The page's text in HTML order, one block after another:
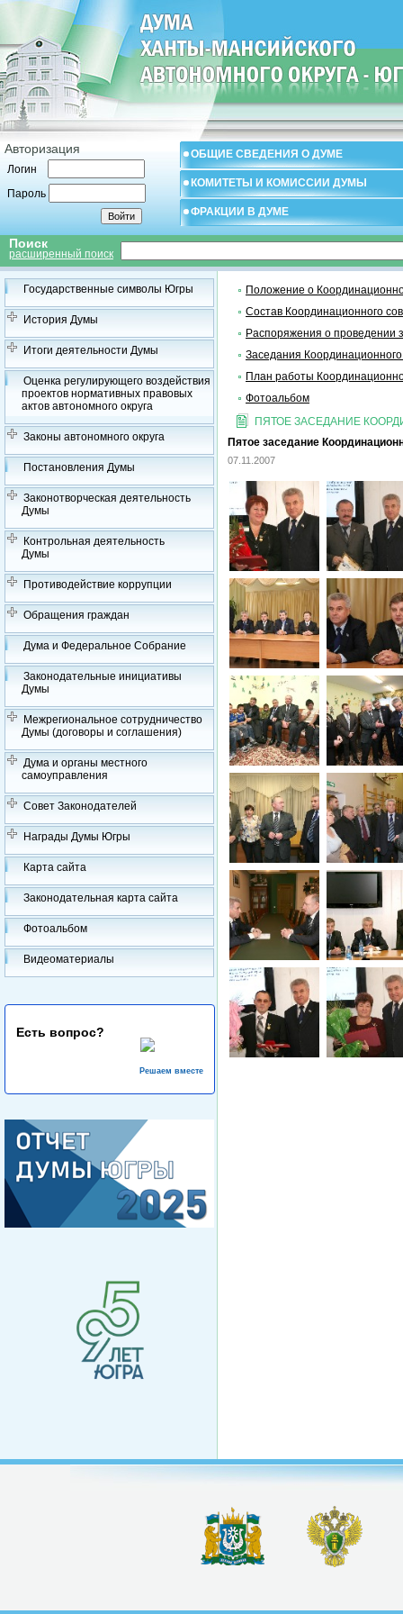
Авторизация
Логин
Пароль
ОБЩИЕ СВЕДЕНИЯ О ДУМЕ
КОМИТЕТЫ И КОМИССИИ ДУМЫ
ФРАКЦИИ В ДУМЕ
Поиск
расширенный поиск
Государственные символы Югры
История Думы
Итоги деятельности Думы
Оценка регулирующего воздействия
проектов нормативных правовых
актов автономного округа
Законы автономного округа
Постановления Думы
Законотворческая деятельность
Думы
Контрольная деятельность
Думы
Противодействие коррупции
Обращения граждан
Дума и Федеральное Собрание
Законодательные инициативы
Думы
Межрегиональное сотрудничество
Думы (договоры и соглашения)
Дума и органы местного
самоуправления
Совет Законодателей
Награды Думы Югры
Карта сайта
Законодательная карта сайта
Фотоальбом
Видеоматериалы
Есть вопрос?
Решаем вместе
Положение о
Состав Координационного
Распоряжения о проведении
Заседания
План работы
Фотоальбом
ПЯТОЕ ЗАСЕДАНИЕ
Пятое заседание
07.11.2007